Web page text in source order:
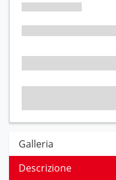
Galleria
Descrizione